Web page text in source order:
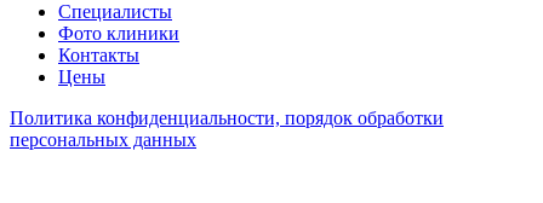
Специалисты
Фото клиники
Контакты
Цены
Политика конфиденциальности, порядок обработки
персональных данных